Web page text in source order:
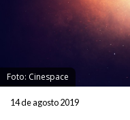
Foto: Cinespace
14 de agosto 2019